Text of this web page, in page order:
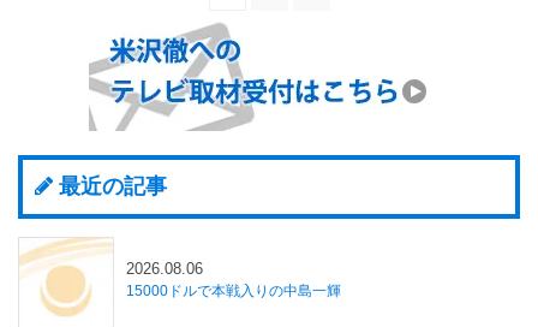
最近の記事
15000ドルで本戦入りの中島一輝
2026.08.06